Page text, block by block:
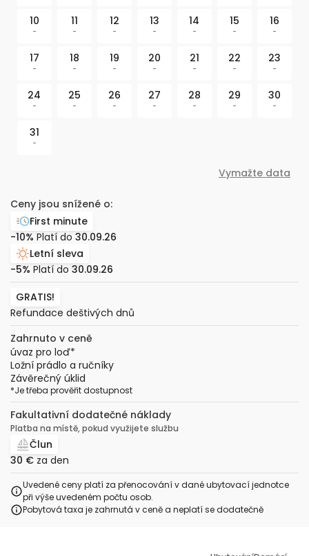
10
-
11
-
12
-
13
-
14
-
15
-
16
-
17
-
18
-
19
-
20
-
21
-
22
-
23
-
24
-
25
-
26
-
27
-
28
-
29
-
30
-
31
-
Vymažte data
Ceny jsou snížené o:
First minute
-10% Platí do 30.09.26
Letní sleva
-5% Platí do 30.09.26
GRATIS!
Refundace deštivých dnů
Zahrnuto v ceně
úvaz pro loď*
Ložní prádlo a ručníky
Závěrečný úklid
*Je třeba prověřit dostupnost
Fakultativní dodatečné náklady
Platba na místě, pokud využijete službu
Člun
30 € za den
Uvedené ceny platí za přenocování v dané ubytovací jednotce
při výše uvedeném počtu osob.
Pobytová taxa je zahrnutá v ceně a neplatí se dodatečně